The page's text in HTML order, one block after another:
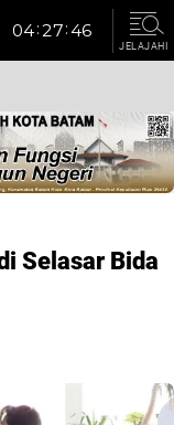
JELAJAHI
Selasar Bida